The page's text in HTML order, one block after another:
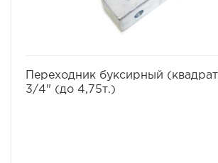
Переходник буксирный
3/4" (до 4,75т.)